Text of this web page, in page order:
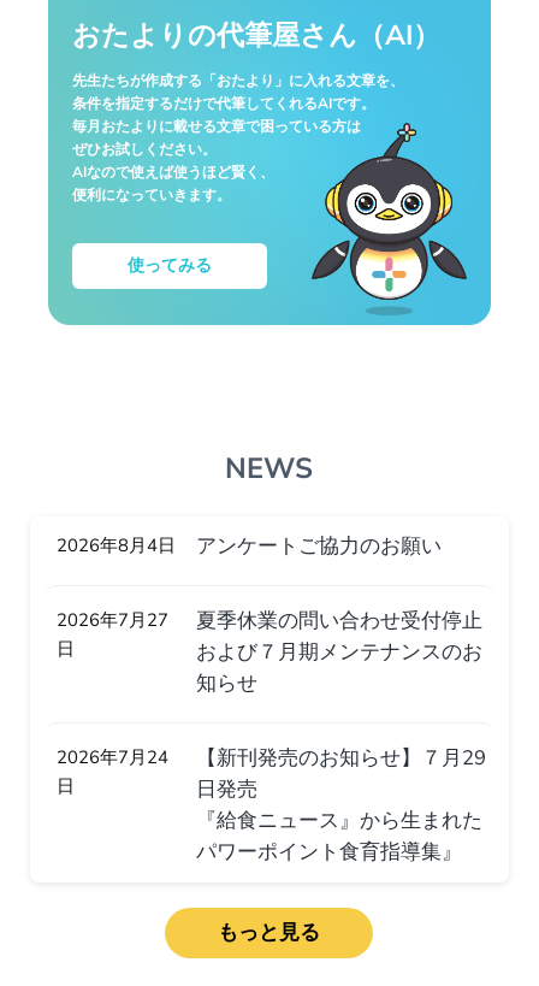
おたよりの代筆屋さん（AI）
先生たちが作成する「おたより」に入れる文章を、
条件を指定するだけで代筆してくれるAIです。
毎月おたよりに載せる文章で困っている方は
ぜひお試しください。
AIなので使えば使うほど賢く、
便利になっていきます。
使ってみる
NEWS
2026年8月4日 アンケートご協力のお願い
2026年7月27
日
夏季休業の問い合わせ受付停止
および７月期メンテナンスのお
知らせ
2026年7月24
日
【新刊発売のお知らせ】７月29
日発売
『給食ニュース』から生まれた
パワーポイント食育指導集』
もっと見る